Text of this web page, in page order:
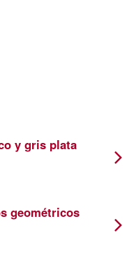
y gris plata
geométricos